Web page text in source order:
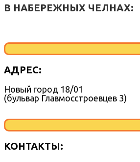
В НАБЕРЕЖНЫХ ЧЕЛНАХ:
АДРЕС:
Новый город 18/01
(бульвар Главмосстроевцев 3)
КОНТАКТЫ: